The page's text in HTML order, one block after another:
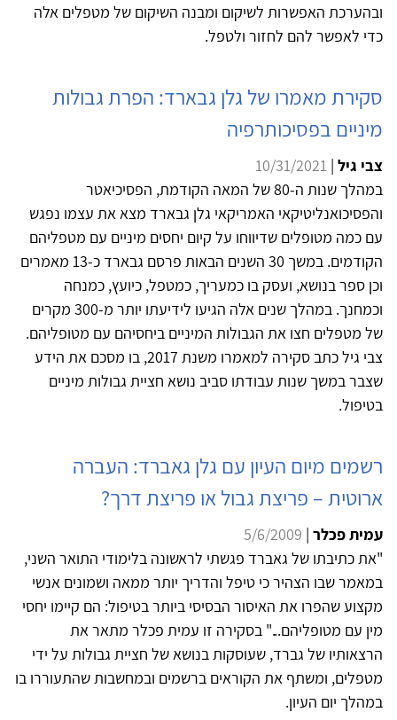
ובהערכת האפשרות לשיקום ומבנה השיקום של מטפלים אלה
כדי לאפשר להם לחזור ולטפל.
סקירת מאמרו של גלן גבארד: הפרת גבולות
מיניים בפסיכותרפיה
צבי גיל |
10/31/2021
במהלך שנות ה-80 של המאה הקודמת, הפסיכיאטר
והפסיכואנליטיקאי האמריקאי גלן גבארד מצא את עצמו נפגש
עם כמה מטופלים שדיווחו על קיום יחסים מיניים עם מטפליהם
הקודמים. במשך 30 השנים הבאות פרסם גבארד כ-13 מאמרים
וכן ספר בנושא, ועסק בו כמעריך, כמטפל, כיועץ, כמנחה
וכמחנך. במהלך שנים אלה הגיעו לידיעתו יותר מ-300 מקרים
של מטפלים חצו את הגבולות המיניים ביחסיהם עם מטופליהם.
צבי גיל כתב סקירה למאמרו משנת 2017, בו מסכם את הידע
שצבר במשך שנות עבודתו סביב נושא חציית גבולות מיניים
בטיפול.
רשמים מיום העיון עם גלן גאברד: העברה
ארוטית – פריצת גבול או פריצת דרך?
עמית פכלר |
5/6/2009
"את כתיבתו של גאברד פגשתי לראשונה בלימודי התואר השני,
במאמר שבו הצהיר כי טיפל והדריך יותר ממאה ושמונים אנשי
מקצוע שהפרו את האיסור הבסיסי ביותר בטיפול: הם קיימו יחסי
מין עם מטופליהם..." בסקירה זו עמית פכלר מתאר את
הרצאותיו של גברד, שעוסקות בנושא של חציית גבולות על ידי
מטפלים, ומשתף את הקוראים ברשמים ובמחשבות שהתעוררו בו
במהלך יום העיון.